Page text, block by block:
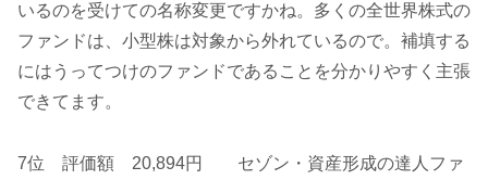
いるのを受けての名称変更ですかね。多くの全世界株式の
ファンドは、小型株は対象から外れているので。補填する
にはうってつけのファンドであることを分かりやすく主張
できてます。
7位 評価額 20,894円 セゾン・資産形成の達人ファ